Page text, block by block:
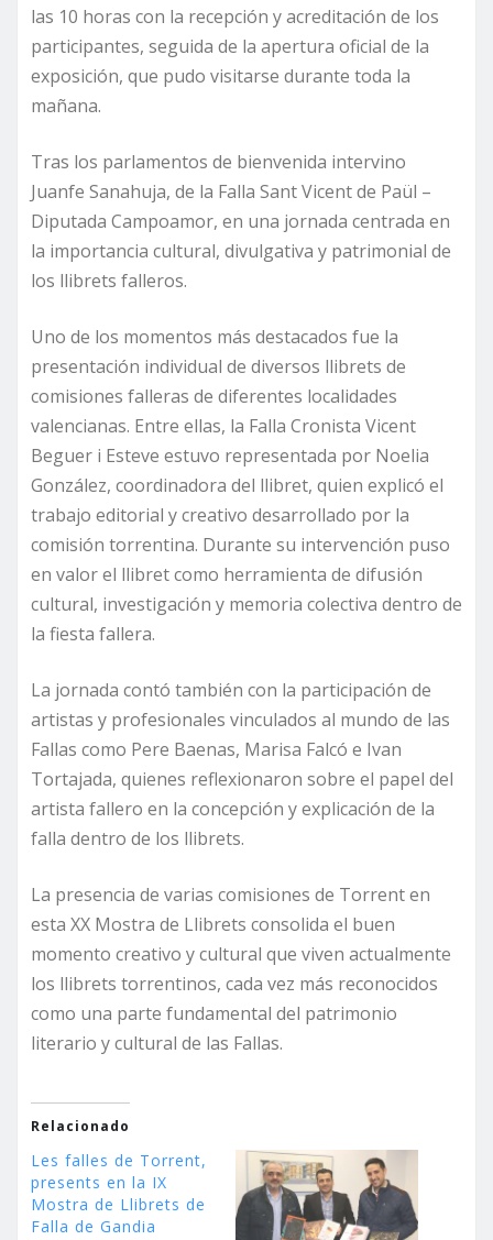
las 10 horas con la recepción y acreditación de los
participantes, seguida de la apertura oficial de la
exposición, que pudo visitarse durante toda la
mañana.
Tras los parlamentos de bienvenida intervino
Juanfe Sanahuja, de la Falla Sant Vicent de Paül –
Diputada Campoamor, en una jornada centrada en
la importancia cultural, divulgativa y patrimonial de
los llibrets falleros.
Uno de los momentos más destacados fue la
presentación individual de diversos llibrets de
comisiones falleras de diferentes localidades
valencianas. Entre ellas, la Falla Cronista Vicent
Beguer i Esteve estuvo representada por Noelia
González, coordinadora del llibret, quien explicó el
trabajo editorial y creativo desarrollado por la
comisión torrentina. Durante su intervención puso
en valor el llibret como herramienta de difusión
cultural, investigación y memoria colectiva dentro de
la fiesta fallera.
La jornada contó también con la participación de
artistas y profesionales vinculados al mundo de las
Fallas como Pere Baenas, Marisa Falcó e Ivan
Tortajada, quienes reflexionaron sobre el papel del
artista fallero en la concepción y explicación de la
falla dentro de los llibrets.
La presencia de varias comisiones de Torrent en
esta XX Mostra de Llibrets consolida el buen
momento creativo y cultural que viven actualmente
los llibrets torrentinos, cada vez más reconocidos
como una parte fundamental del patrimonio
literario y cultural de las Fallas.
Relacionado
Les falles de Torrent,
presents en la IX
Mostra de Llibrets de
Falla de Gandia